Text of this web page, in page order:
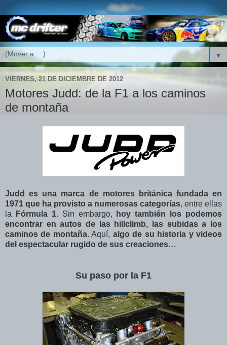
▼
VIERNES, 21 DE DICIEMBRE DE 2012
Motores Judd: de la F1 a los caminos
de montaña
Judd es una marca de motores británica fundada en
1971 que ha provisto a numerosas categorías, entre ellas
la
Fórmula 1. Sin embargo,
hoy también los podemos
encontrar en autos de las hillclimb, las subidas a los
caminos de montaña. Aquí, algo de su historia y videos
del espectacular rugido de sus creaciones…
Su paso por la F1